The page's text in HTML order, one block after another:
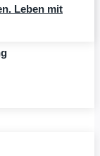
Leben mit